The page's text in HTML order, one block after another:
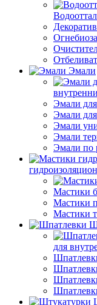
Эмали
Эмали
Эмали
Эмали
Эмали
Эмали по
Мастики
Мастики
Мастики
для